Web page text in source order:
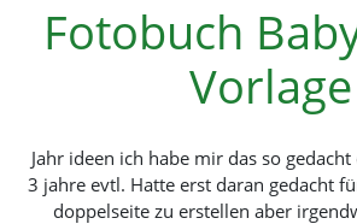
Fotobuch
Vorlage
Jahr ideen ich habe mir das so
3 jahre evtl. Hatte erst daran gedacht
doppelseite zu erstellen aber